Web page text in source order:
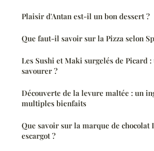
Plaisir d'Antan est-il un bon dessert ?
Que faut-il savoir sur la Pizza selon
Les Sushi et Maki surgelés de Picard
savourer ?
Découverte de la levure maltée : un
multiples bienfaits
Que savoir sur la marque de chocolat
escargot ?